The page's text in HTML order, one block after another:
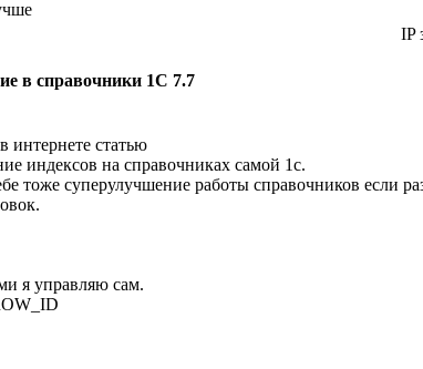
IP
в справочники 1С 7.7
интернете статью
индексов на справочниках самой 1с.
тоже суперулучшение работы справочников если
я управляю сам.